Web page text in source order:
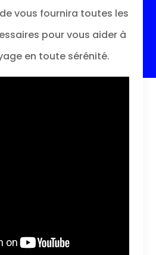
vous fournira toutes les
pour vous aider à
en toute sérénité.